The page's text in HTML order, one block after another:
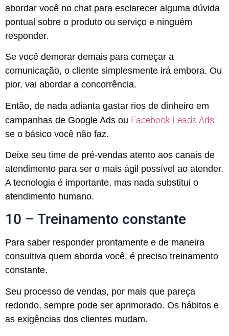
abordar você no chat para esclarecer alguma dúvida
pontual sobre o produto ou serviço e ninguém
responder.
Se você demorar demais para começar a
comunicação, o cliente simplesmente irá embora. Ou
pior, vai abordar a concorrência.
Então, de nada adianta gastar rios de dinheiro em
campanhas de Google Ads ou Facebook Leads Ads
se o básico você não faz.
Deixe seu time de pré-vendas atento aos canais de
atendimento para ser o mais ágil possível ao atender.
A tecnologia é importante, mas nada substitui o
atendimento humano.
10 – Treinamento constante
Para saber responder prontamente e de maneira
consultiva quem aborda você, é preciso treinamento
constante.
Seu processo de vendas, por mais que pareça
redondo, sempre pode ser aprimorado. Os hábitos e
as exigências dos clientes mudam.